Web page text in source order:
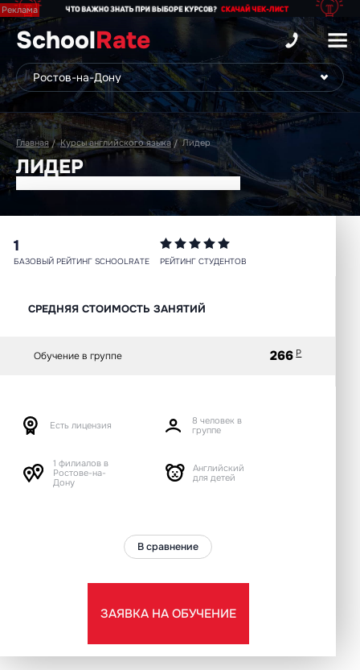
SchoolRate
Главная Курсы английского языка Лидер
ЛИДЕР
1
БАЗОВЫЙ РЕЙТИНГ SCHOOLRATE РЕЙТИНГ СТУДЕНТОВ
СРЕДНЯЯ СТОИМОСТЬ ЗАНЯТИЙ
Обучение в группе 266 Р
Есть лицензия
8 человек в
группе
1 филиалов в
Ростове-на-
Дону
Английский
для детей
ЗАЯВКА НА ОБУЧЕНИЕ
В сравнение